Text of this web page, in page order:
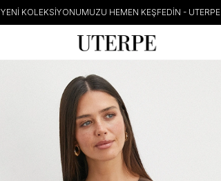
YENI KOLEKSIYONUMUZU HEMEN KEŞFEDIN - UTERPE